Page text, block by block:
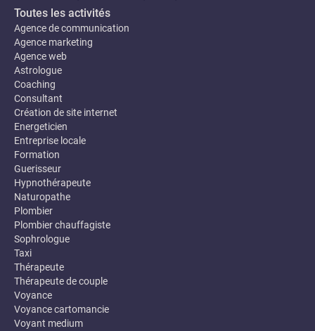
Toutes les activités
Agence de communication
Agence marketing
Agence web
Astrologue
Coaching
Consultant
Création de site internet
Energeticien
Entreprise locale
Formation
Guerisseur
Hypnothérapeute
Naturopathe
Plombier
Plombier chauffagiste
Sophrologue
Taxi
Thérapeute
Thérapeute de couple
Voyance
Voyance cartomancie
Voyant medium